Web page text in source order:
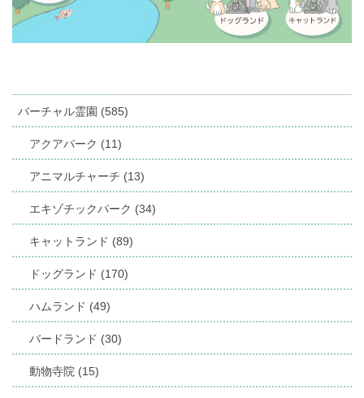
バーチャル霊園 (585)
アクアパーク (11)
アニマルチャーチ (13)
エキゾチックパーク (34)
キャットランド (89)
ドッグランド (170)
ハムランド (49)
バードランド (30)
動物寺院 (15)